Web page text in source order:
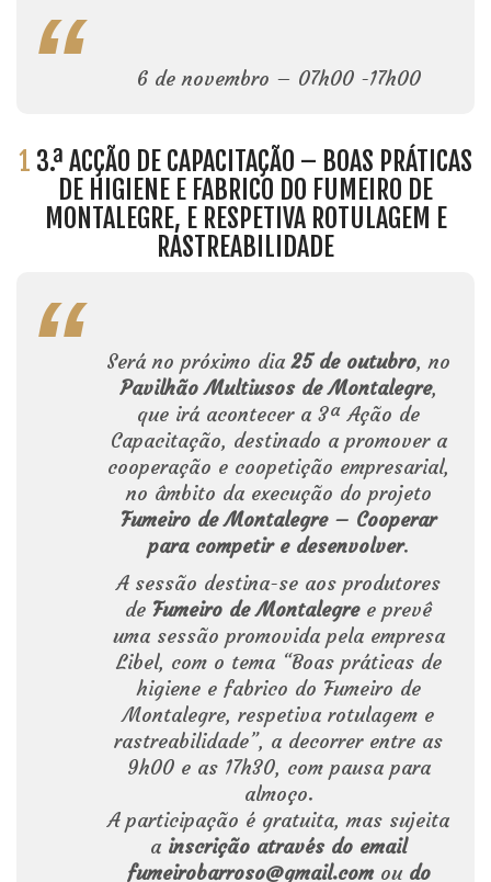
6 de novembro – 07h00 -17h00
1 3.ª ACÇÃO DE CAPACITAÇÃO – BOAS PRÁTICAS
DE HIGIENE E FABRICO DO FUMEIRO DE
MONTALEGRE, E RESPETIVA ROTULAGEM E
RASTREABILIDADE
Será no próximo dia25 de outubro, no
Pavilhão Multiusos de Montalegre,
que irá acontecer a 3ª Ação de
Capacitação, destinado a promover a
cooperação e coopetição empresarial,
no âmbito da execução do projeto
Fumeiro de Montalegre – Cooperar
para competir e desenvolver.
A sessão destina-se aos produtores
de Fumeiro de Montalegree prevê
uma sessão promovida pela empresa
Libel, com o tema “Boas práticas de
higiene e fabrico do Fumeiro de
Montalegre, respetiva rotulagem e
rastreabilidade”, a decorrer entre as
9h00 e as 17h30, com pausa para
almoço.
A participação é gratuita, mas sujeita
a inscrição através do email
fumeirobarroso@gmail.comou do